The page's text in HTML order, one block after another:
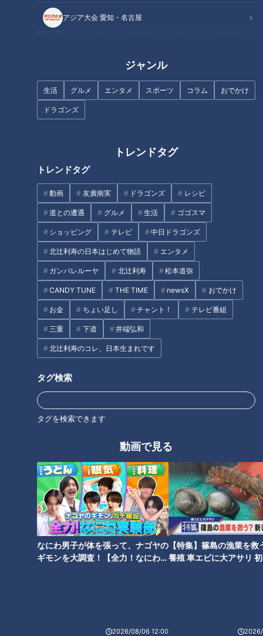
アジア大会 愛知・名古屋
ジャンル
生活 グルメ エンタメ スポーツ コラム おでかけ
ドラゴンズ
トレンドタグ
トレンドタグ
動画 友廣南実 ドラゴンズ レシピ
道との遭遇 グルメ 生活 ゴゴスマ
ショッピング テレビ 中日ドラゴンズ
北辻利寿の日本はじめて物語 エンタメ
ガンバレルーヤ 北辻利寿 松本道弥
CANDY TUNE THE TIME newsX おでかけ
お金 ちょい足し チャント！ テレビ番組
三重 下道 井端弘和
北辻利寿のコレ、日本生まれです
タグ検索
タグを検索できます
動画で見る
なにわ男子が体を張って、ナゴヤの
ギモンを大調査！【全力！なにわ実
2026/08/06 12:00
【特集】篠島の漁業を救
養殖 車エビに大アサリ
悠貴の軽トラ岐阜1周の旅
花畑のバギー体験に大興奮！グ
ラドル・三田悠貴の北海道周遊
れるな！三上悠亜とRちゃんが
リスナーにダメ出し
ドラゴンズ与田監督の熱い言葉
の裏に溢れる親心 京田陽太・鈴
木博志が孝行息子になるには？
圧巻の投球を続けるドラゴンズ
次世代のエース候補・高橋宏
斗！ 一軍の舞台で掴んだ手応え
を明かす！
タグ
スポーツ 中日ドラゴンズ サンデードラゴンズ
とある妄想しがちなファンのドラゴンズ見聞録 橋本侑樹
半戦を折り返し、勝てない理由
とファンの切歯扼腕
防御率のドラゴンズ清水達也は
「今日だけ抑える」精神でレジ
ェンドＭＶＰ浅尾拓也を超える